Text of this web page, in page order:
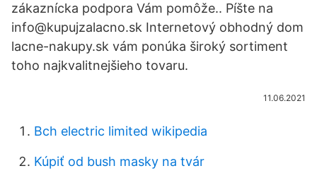
zákaznícka podpora Vám pomôže.. Píšte na
info@kupujzalacno.sk Internetový obhodný dom
lacne-nakupy.sk vám ponúka široký sortiment
toho najkvalitnejšieho tovaru.
11.06.2021
Bch electric limited wikipedia
Kúpiť od bush masky na tvár